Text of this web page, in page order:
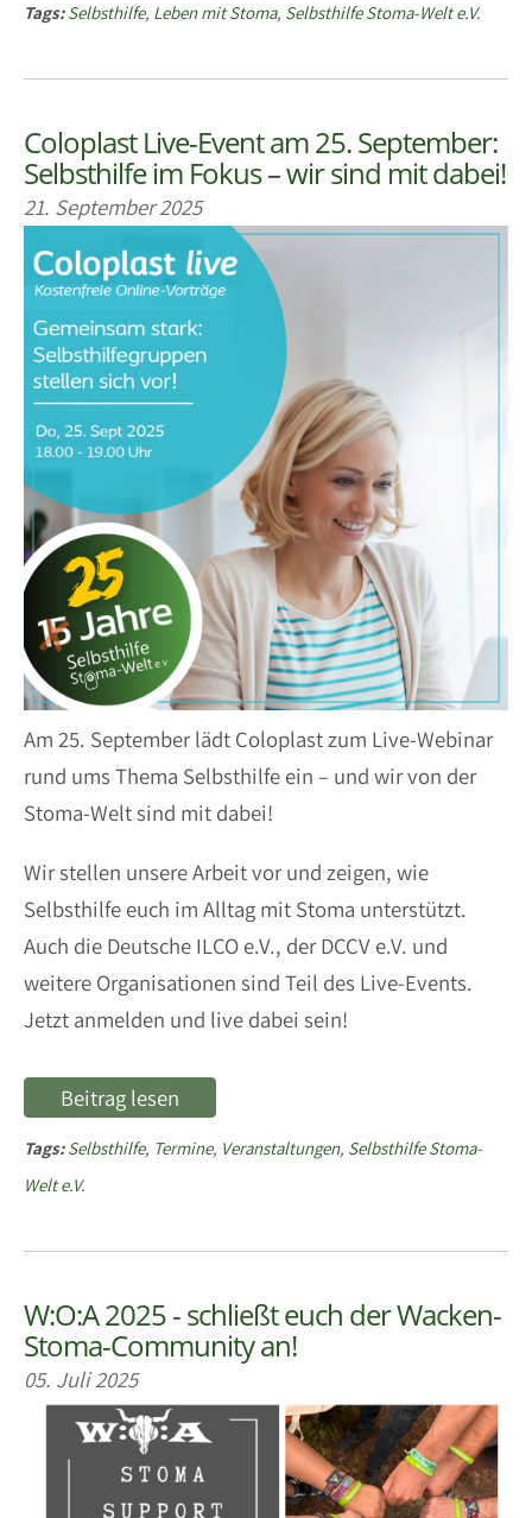
Tags:Selbsthilfe, Leben mit Stoma, Selbsthilfe Stoma-Welt e.V.
Coloplast Live-Event am 25. September:
Selbsthilfe im Fokus – wir sind mit dabei!
21. September 2025
Am 25. September lädt Coloplast zum Live-Webinar
rund ums Thema Selbsthilfe ein – und wir von der
Stoma-Welt sind mit dabei!
Wir stellen unsere Arbeit vor und zeigen, wie
Selbsthilfe euch im Alltag mit Stoma unterstützt.
Auch die Deutsche ILCO e.V., der DCCV e.V. und
weitere Organisationen sind Teil des Live-Events.
Jetzt anmelden und live dabei sein!
Beitrag lesen
Tags:Selbsthilfe, Termine, Veranstaltungen, Selbsthilfe Stoma-
Welt e.V.
W:O:A 2025 - schließt euch der Wacken-
Stoma-Community an!
05. Juli 2025